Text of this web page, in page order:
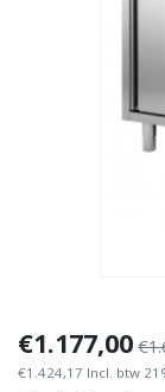
€1.177,00
€1.424,17 Incl. btw